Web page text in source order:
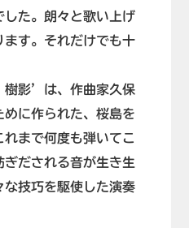
した。朗々と歌い上げ
ます。それだけでも十
影’は、作曲家久保
に作られた、桜島を
まで何度も弾いてこ
ぎだされる音が生き生
な技巧を駆使した演奏